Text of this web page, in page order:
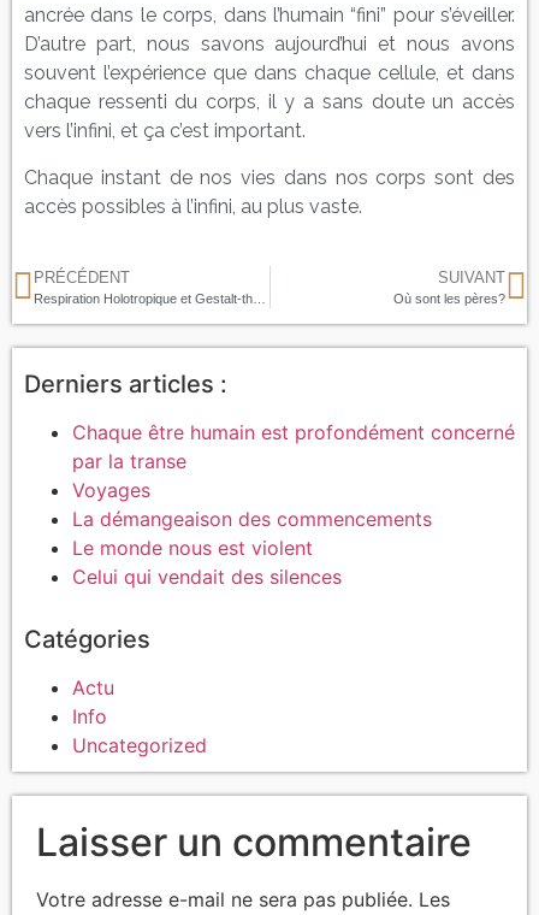
ancrée dans le corps, dans l’humain “fini” pour s’éveiller.
D’autre part, nous savons aujourd’hui et nous avons
souvent l’expérience que dans chaque cellule, et dans
chaque ressenti du corps, il y a sans doute un accès
vers l’infini, et ça c’est important.
Chaque instant de nos vies dans nos corps sont des
accès possibles à l’infini, au plus vaste.
PRÉCÉDENT SUIVANT
Où sont les pères?
Derniers articles :
Chaque être humain est profondément concerné
par la transe
Voyages
La démangeaison des commencements
Le monde nous est violent
Celui qui vendait des silences
Catégories
Actu
Info
Uncategorized
Laisser un commentaire
Votre adresse e-mail ne sera pas publiée. Les